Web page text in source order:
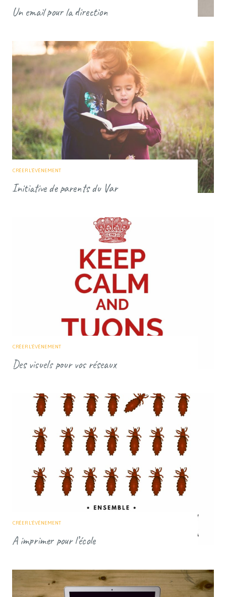
Un email pour la direction
CRÉER L'ÉVÈNEMENT
Initiative de parents du Var
CRÉER L'ÉVÈNEMENT
Des visuels pour vos réseaux
CRÉER L'ÉVÈNEMENT
A imprimer pour l’école